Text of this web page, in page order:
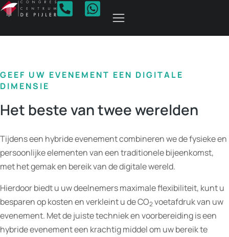
GEEF UW EVENEMENT EEN DIGITALE
DIMENSIE
Het beste van twee werelden
Tijdens een hybride evenement combineren we de fysieke en
persoonlijke elementen van een traditionele bijeenkomst,
met het gemak en bereik van de digitale wereld.
Hierdoor biedt u uw deelnemers maximale flexibiliteit, kunt u
besparen op kosten en verkleint u de CO2voetafdruk van uw
evenement. Met de juiste techniek en voorbereiding is een
hybride evenement een krachtig middel om uw bereik te